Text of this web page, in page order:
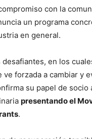
con la
un programa
en general.
en los
ve forzada a cambiar y
su papel de socio
presentando el
.